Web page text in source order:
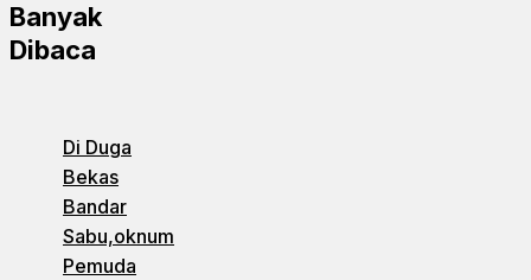
Banyak
Dibaca
Di Duga
Bekas
Bandar
Sabu,oknum
Pemuda